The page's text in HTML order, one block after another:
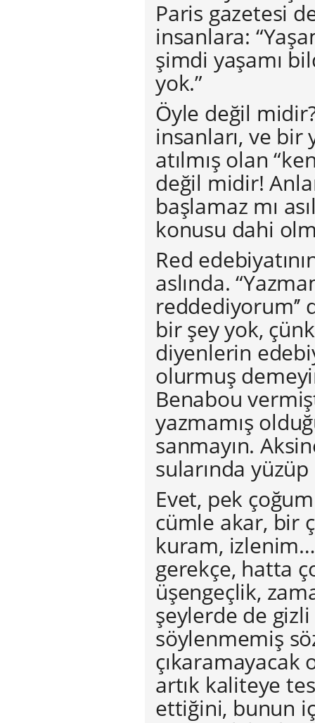
Paris gazetesi
insanlara:
şimdi yaşamı
yok.”
Öyle değil
insanları, ve bir
atılmış olan
değil midir!
başlamaz mı
konusu dahi
Red
aslında.
bir şey yok,
diyenlerin
olurmuş
Benabou
yazmamış
sanmayın.
sularında
Evet, pek
cümle akar, bir
kuram,
gerekçe, hatta
üşengeçlik,
şeylerde de
söylenmemiş
çıkaramayacak
artık kaliteye
ettiğini, bunun